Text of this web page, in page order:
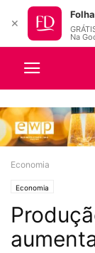
Economia
Economia
✕
Na